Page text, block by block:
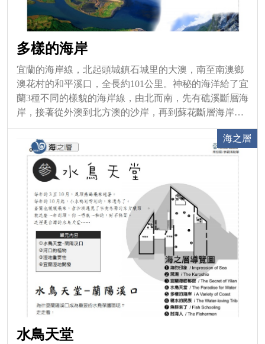
多樣的海岸
宜蘭的海岸線，北起頭城鎮石城里的大澳，南至南澳鄉
澳花村的和平溪口，全長約101公里。神秘的海洋給了宜
蘭3種不同的樣貌的海岸線，由北而南，先有礁溪斷層海
岸，接著從外澳到北方澳的沙岸，再到蘇花斷層海岸，
變化萬千，婆娑多姿！ 展覽日期：常設展2010年10月
16日起~
海之層
水鳥天堂